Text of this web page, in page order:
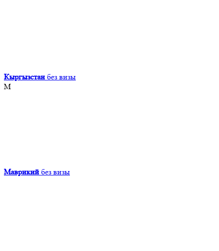
Кыргызcтан без визы
М
Маврикий без визы